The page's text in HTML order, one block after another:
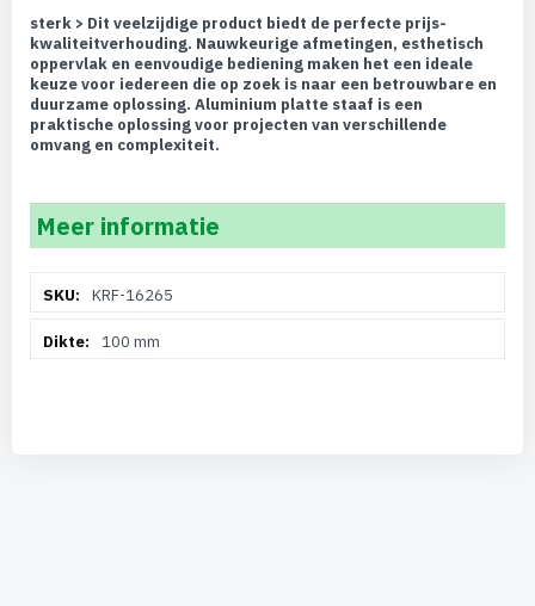
sterk > Dit veelzijdige product biedt de perfecte prijs-
kwaliteitverhouding. Nauwkeurige afmetingen, esthetisch
oppervlak en eenvoudige bediening maken het een ideale
keuze voor iedereen die op zoek is naar een betrouwbare en
duurzame oplossing. Aluminium platte staaf is een
praktische oplossing voor projecten van verschillende
omvang en complexiteit.
Meer informatie
informatieKRF-16265
100 mm